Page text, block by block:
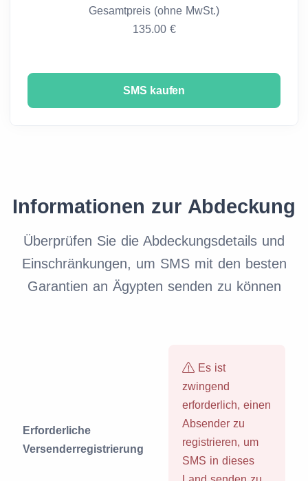
Gesamtpreis (ohne MwSt.)
135.00 €
SMS kaufen
Informationen zur Abdeckung
Überprüfen Sie die Abdeckungsdetails und
Einschränkungen, um SMS mit den besten
Garantien an Ägypten senden zu können
Erforderliche
Versenderregistrierung
Es ist
zwingend
erforderlich, einen
Absender zu
registrieren, um
SMS in dieses